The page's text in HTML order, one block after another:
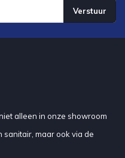
Verstuur
alleen in onze showroom
maar ook via de